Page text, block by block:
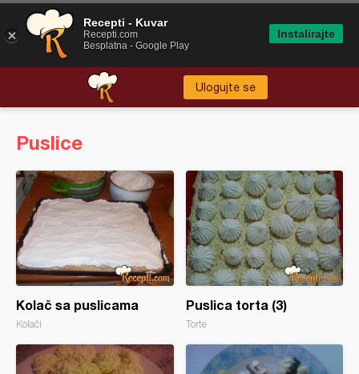
Ulogujte se
Puslice
Kolač sa puslicama
Kolači
Puslica torta (3)
Torte
Recepti - Kuvar
Recepti.com
Besplatna - Google Play
Instalirajte